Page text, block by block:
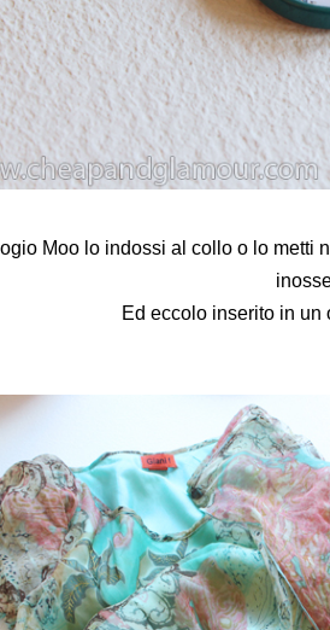
Moo lo indossi al collo o lo metti
Ed eccolo inserito in un